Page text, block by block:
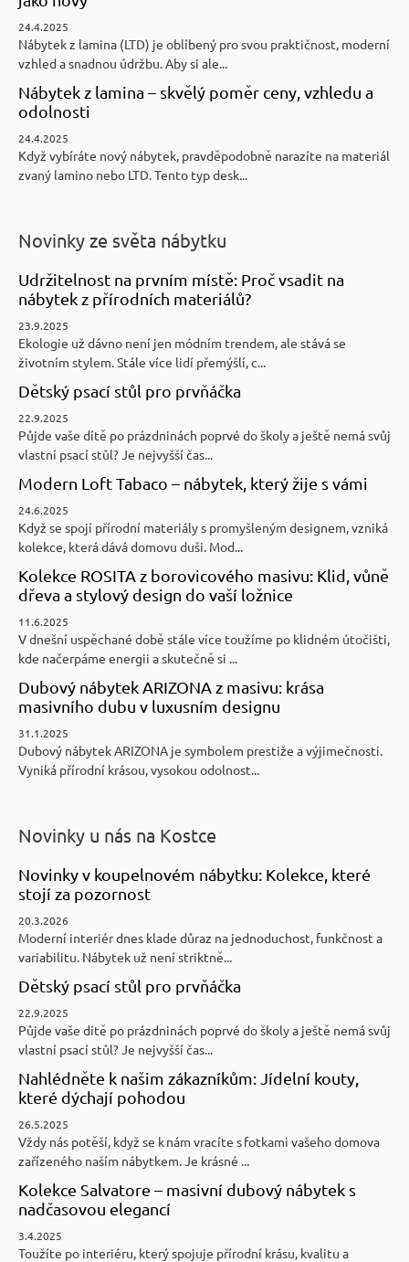
24.4.2025
Nábytek z lamina (LTD) je oblíbený pro svou praktičnost, moderní
vzhled a snadnou údržbu. Aby si ale...
Nábytek z lamina – skvělý poměr ceny, vzhledu a
odolnosti
24.4.2025
Když vybíráte nový nábytek, pravděpodobně narazíte na materiál
zvaný lamino nebo LTD. Tento typ desk...
Novinky ze světa nábytku
Udržitelnost na prvním místě: Proč vsadit na
nábytek z přírodních materiálů?
23.9.2025
Ekologie už dávno není jen módním trendem, ale stává se
životním stylem. Stále více lidí přemýšlí, c...
Dětský psací stůl pro prvňáčka
22.9.2025
Půjde vaše dítě po prázdninách poprvé do školy a ještě nemá svůj
vlastní psací stůl? Je nejvyšší čas...
Modern Loft Tabaco – nábytek, který žije s vámi
24.6.2025
Když se spojí přírodní materiály s promyšleným designem, vzniká
kolekce, která dává domovu duši. Mod...
Kolekce ROSITA z borovicového masivu: Klid, vůně
dřeva a stylový design do vaší ložnice
11.6.2025
V dnešní uspěchané době stále více toužíme po klidném útočišti,
kde načerpáme energii a skutečně si ...
Dubový nábytek ARIZONA z masivu: krása
masivního dubu v luxusním designu
31.1.2025
Dubový nábytek ARIZONA je symbolem prestiže a výjimečnosti.
Vyniká přírodní krásou, vysokou odolnost...
Novinky u nás na Kostce
Novinky v koupelnovém nábytku: Kolekce, které
stojí za pozornost
20.3.2026
Moderní interiér dnes klade důraz na jednoduchost, funkčnost a
variabilitu. Nábytek už není striktně...
Dětský psací stůl pro prvňáčka
22.9.2025
Půjde vaše dítě po prázdninách poprvé do školy a ještě nemá svůj
vlastní psací stůl? Je nejvyšší čas...
Nahlédněte k našim zákazníkům: Jídelní kouty,
které dýchají pohodou
26.5.2025
Vždy nás potěší, když se k nám vracíte s fotkami vašeho domova
zařízeného naším nábytkem. Je krásné ...
Kolekce Salvatore – masivní dubový nábytek s
nadčasovou elegancí
3.4.2025
Toužíte po interiéru, který spojuje přírodní krásu, kvalitu a